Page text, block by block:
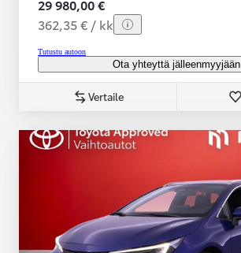
29 980,00 €
362,35 € / kk
Tutustu autoon
Ota yhteyttä jälleenmyyjään
Vertaile